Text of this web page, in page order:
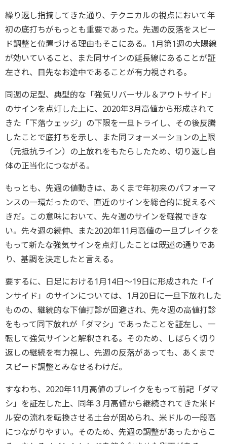
繰り返し指摘してきた通り、テクニカルの視点において年
初の底打ちがもっとも重要であった。先週の反落をスピー
ド調整と位置づける理由もそこにある。1月第1週の大陽線
が効いていること、また同サインの延長線にあることが証
左され、目先なお途中であることが有力視される。
同週の足型、典型的な「強気リバーサル＆アウトサイド」
のサインを点灯した上に、2020年3月高値から形成されて
きた「下落ウェッジ」の下限を一旦トライし、その後反騰
したことで底打ちを示し、また同フォーメーションの上限
（元抵抗ライン）の上放れをもたらしたため、切り返し自
体の正当化につながる。
もっとも、先週の値動きは、あくまで年初来のパフォーマ
ンスの一環だったので、直近のサインを総合的に捉えるべ
きだ。この意味において、先々週のサインを軽視できな
い。先々週の続伸、また2020年11月高値の一旦ブレイクを
もって新たな強気サインを点灯したことは既述の通りであ
り、基調を決定したと言える。
要するに、日足における1月14日～19日に形成された「イ
ンサイド」のサインについては、1月20日に一旦下放れした
ものの、継続的な下値打診が回避され、先々週の高値打診
をもって同下放れが「ダマシ」であったことを証左し、一
転して強気サインと解釈される。そのため、しばらく切り
返しの継続を有力視し、先週の反落があっても、あくまで
スピード調整とみなせるわけだ。
すなわち、2020年11月高値のブレイクをもって前記「ダマ
シ」を証左した上、同年３月高値から継続されてきた米ド
ル安の流れを転換させる土台が固められ、米ドルの一段高
につながりやすい。そのため、先週の調整があったからこ